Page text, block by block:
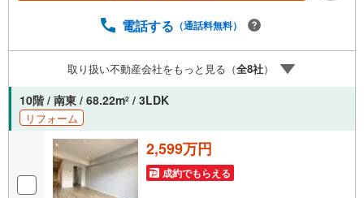
気軽にご相談ください。お客様第一主義をモット-にお引越
実に努めさせて頂きます。住宅情報館にお越し頂けたら、
物件のご紹介だけではなく、お住まいの疑問、不安、お家
の事ならなんでもご相談いただけます。お客様の要望をお
伺いしながら誠心誠意、全力でサポートさせて頂きます。
お客様一人一人に合わせたライフプランのご提案をさせて
いただきます。お気軽にご相談ください。
電話する （通話料無料）
取り扱い不動産会社をもっと見る（全8社）
10階 / 南東 / 68.22m2 / 3LDK
リフォーム
2,599万円
成約でもらえる